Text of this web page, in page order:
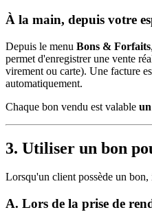
À la main, depuis votre
Depuis le menu Bons & Forfaits
permet d'enregistrer une vente
virement ou carte). Une facture
automatiquement.
Chaque bon vendu est valable
3. Utiliser un bon
Lorsqu'un client possède un
A. Lors de la prise de